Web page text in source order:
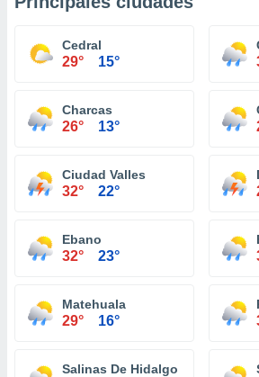
Cedral
29° 15°
Charcas
26° 13°
Ciudad Valles
32° 22°
Ebano
32° 23°
Matehuala
29° 16°
Salinas De Hidalgo